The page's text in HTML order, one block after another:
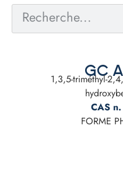
GC
1,3,5-triméthyl-
CAS
FORME